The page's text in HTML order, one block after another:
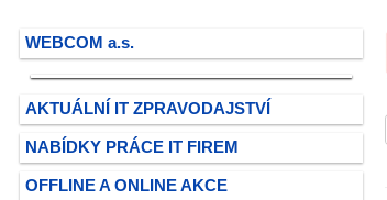
WEBCOM a.s.
AKTUÁLNÍ IT ZPRAVODAJSTVÍ
NABÍDKY PRÁCE IT FIREM
OFFLINE A ONLINE AKCE